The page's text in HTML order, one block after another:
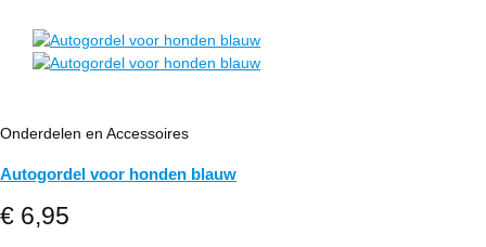
Onderdelen en Accessoires
Autogordel voor honden blauw
€ 6,95